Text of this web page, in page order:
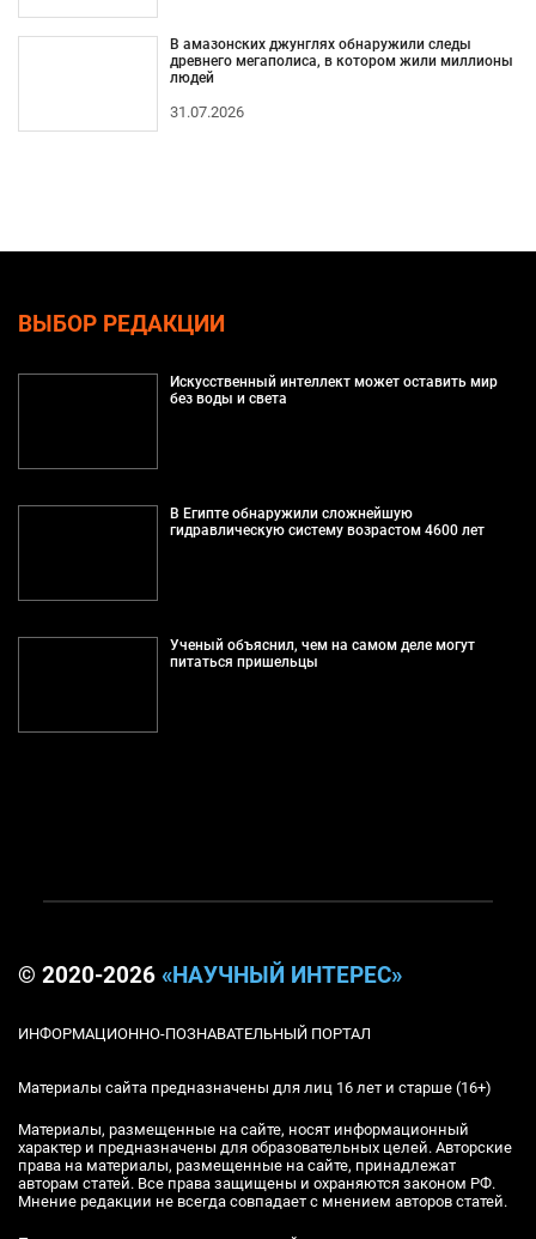
В амазонских джунглях обнаружили следы
древнего мегаполиса, в котором жили миллионы
людей
31.07.2026
ВЫБОР РЕДАКЦИИ
Искусственный интеллект может оставить мир
без воды и света
В Египте обнаружили сложнейшую
гидравлическую систему возрастом 4600 лет
Ученый объяснил, чем на самом деле могут
питаться пришельцы
© 2020-2026 «НАУЧНЫЙ ИНТЕРЕС»
ИНФОРМАЦИОННО-ПОЗНАВАТЕЛЬНЫЙ ПОРТАЛ
Материалы сайта предназначены для лиц 16 лет и старше (16+)
Материалы, размещенные на сайте, носят информационный
характер и предназначены для образовательных целей. Авторские
права на материалы, размещенные на сайте, принадлежат
авторам статей. Все права защищены и охраняются законом РФ.
Мнение редакции не всегда совпадает с мнением авторов статей.